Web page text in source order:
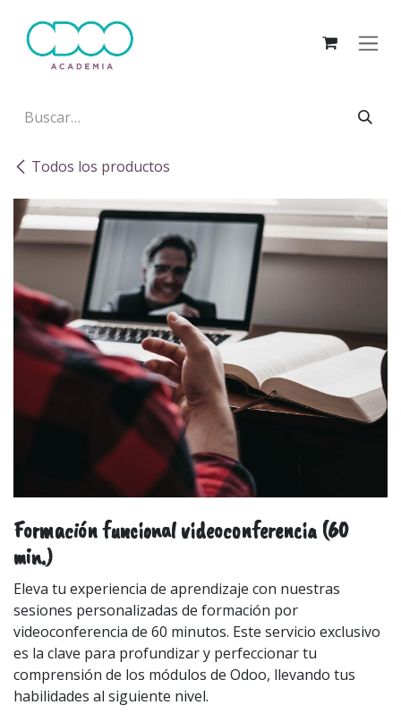
Todos los productos
Formación funcional videoconferencia (60
min.)
Eleva tu experiencia de aprendizaje con nuestras
sesiones personalizadas de formación por
videoconferencia de 60 minutos. Este servicio exclusivo
es la clave para profundizar y perfeccionar tu
comprensión de los módulos de Odoo, llevando tus
habilidades al siguiente nivel.